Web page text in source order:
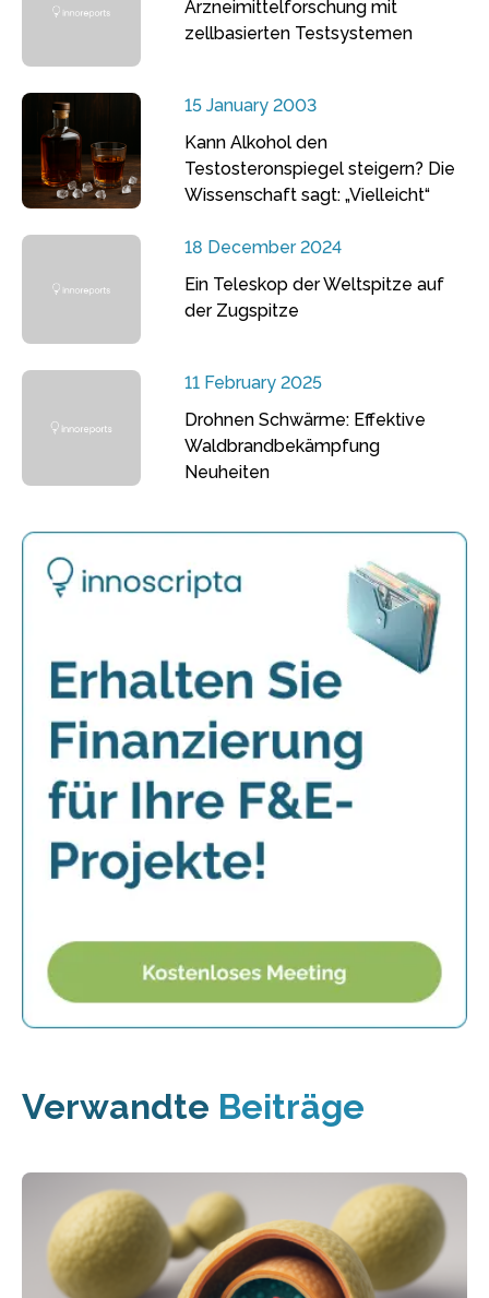
Arzneimittelforschung mit
zellbasierten Testsystemen
15 January 2003
Kann Alkohol den
Testosteronspiegel steigern? Die
Wissenschaft sagt: „Vielleicht“
18 December 2024
Ein Teleskop der Weltspitze auf
der Zugspitze
11 February 2025
Drohnen Schwärme: Effektive
Waldbrandbekämpfung
Neuheiten
Verwandte Beiträge